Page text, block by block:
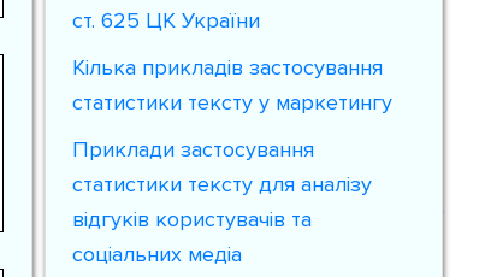
ст. 625 ЦК України
Кілька прикладів застосування
статистики тексту у маркетингу
Приклади застосування
статистики тексту для аналізу
відгуків користувачів та
соціальних медіа